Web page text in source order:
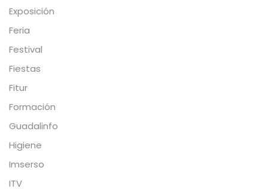
Exposición
Feria
Festival
Fiestas
Fitur
Formación
Guadalinfo
Higiene
Imserso
ITV